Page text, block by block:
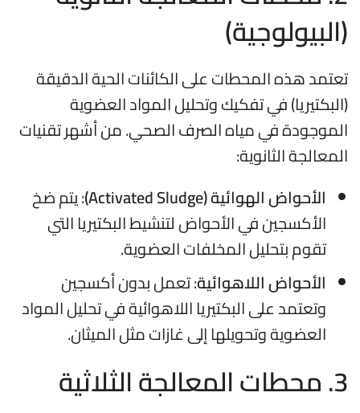
(البيولوجية)
تعتمد هذه المحطات على الكائنات الحية الدقيقة
(البكتيريا) في تفكيك وتحليل المواد العضوية
الموجودة في مياه الصرف الصحي. من أشهر تقنيات
المعالجة الثانوية:
الأحواض الهوائية (Activated Sludge)
: يتم ضخ
الأكسجين في الأحواض لتنشيط البكتيريا التي
تقوم بتحليل المخلفات العضوية.
الأحواض اللاهوائية: تعمل بدون أكسجين
وتعتمد على البكتيريا اللاهوائية في تحليل المواد
العضوية وتحويلها إلى غازات مثل الميثان.
3. محطات المعالجة الثلاثية